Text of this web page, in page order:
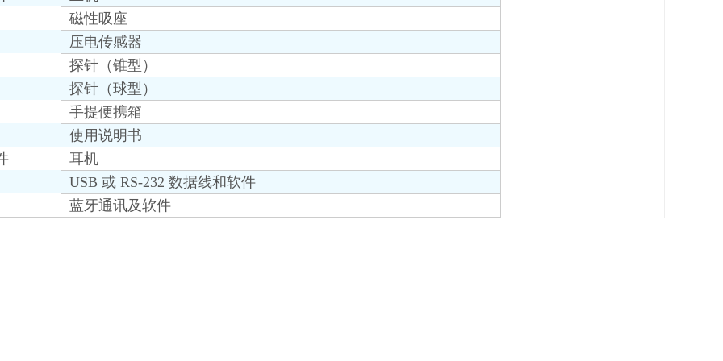
磁性吸座
压电传感器
探针（锥型）
探针（球型）
手提便携箱
使用说明书
耳机
USB 或 RS-232 数据线和软件
蓝牙通讯及软件